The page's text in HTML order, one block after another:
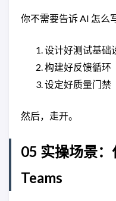
你不需要告诉 AI 怎么
设计好测试基础
构建好反馈循环
设定好质量门禁
然后，走开。
05 实操场景
Teams